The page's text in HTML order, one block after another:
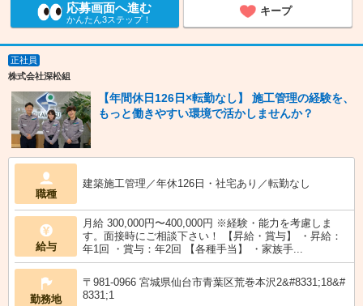
応募画面へ進む
かんたん3ステップ！
キープ
正社員
株式会社深松組
【年間休日126日×転勤なし】 施工管理の経験を、
もっと働きやすい環境で活かしませんか？
職種
建築施工管理／年休126日・社宅あり／転勤なし
給与
月給 300,000円〜400,000円 ※経験・能力を考慮しま
す。面接時にご相談下さい！ 【昇給・賞与】 ・昇給：
年1回 ・賞与：年2回 【各種手当】 ・家族手...
勤務地
〒981-0966 宮城県仙台市青葉区荒巻本沢2&#8331;18&#
8331;1